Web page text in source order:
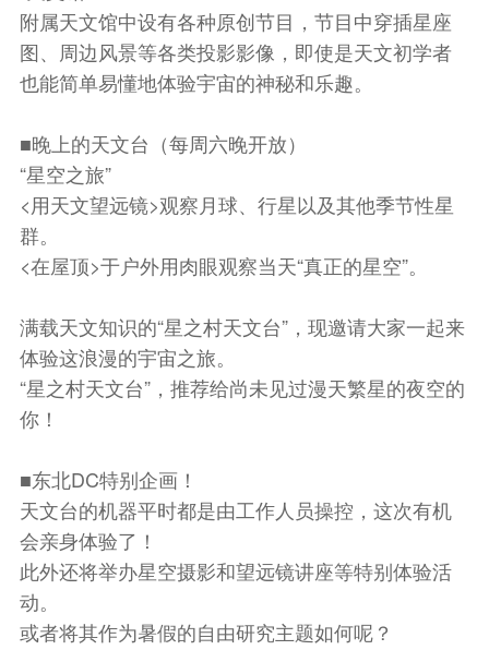
附属天文馆中设有各种原创节目，节目中穿插星座
图、周边风景等各类投影影像，即使是天文初学者
也能简单易懂地体验宇宙的神秘和乐趣。
■晚上的天文台（每周六晚开放）
“星空之旅”
<用天文望远镜>观察月球、行星以及其他季节性星
群。
<在屋顶>于户外用肉眼观察当天“真正的星空”。
满载天文知识的“星之村天文台”，现邀请大家一起来
体验这浪漫的宇宙之旅。
“星之村天文台”，推荐给尚未见过漫天繁星的夜空的
你！
■东北DC特别企画！
天文台的机器平时都是由工作人员操控，这次有机
会亲身体验了！
此外还将举办星空摄影和望远镜讲座等特别体验活
动。
或者将其作为暑假的自由研究主题如何呢？